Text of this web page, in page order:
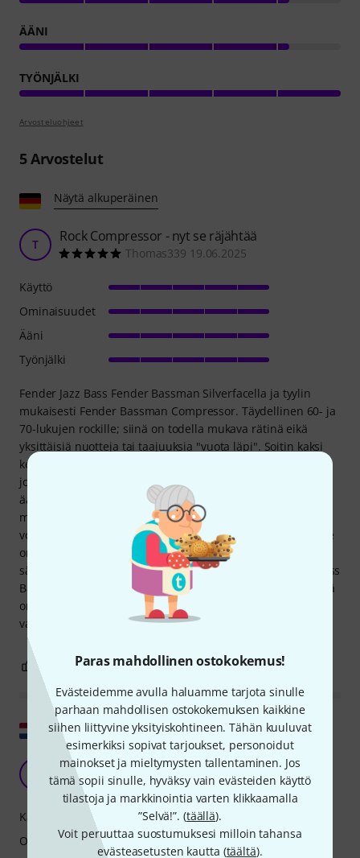
Paras mahdollinen ostokokemus!
Evästeidemme avulla haluamme tarjota sinulle
parhaan mahdollisen ostokokemuksen kaikkine
siihen liittyvine yksityiskohtineen. Tähän kuuluvat
esimerkiksi sopivat tarjoukset, personoidut
mainokset ja mieltymysten tallentaminen. Jos
tämä sopii sinulle, hyväksy vain evästeiden käyttö
tilastoja ja markkinointia varten klikkaamalla
”Selvä!”. (täällä).
Voit peruuttaa suostumuksesi milloin tahansa
evästeasetusten kautta (täältä).
ÄÄNI
TYÖNJÄLKI
Arvosteluohjeet
5Arvostelut
Näytä alkuperäinen
T Rock Compressor - nyt se räjähtää
Thomas339 19.06.2025
Fender Jazz Bass Fender Bassman Silverfacella ja tyylin
mukaisesti Fender Bassman Compressor. Täydellinen 60- ja
70-lukujen rockille; siinä on todella mukava rätinä eikä
yksittäisiä nuotteja tai taajuuksia "vuota läpi". Soitin kaksi
keikkaa, kerran laitteen kanssa ja kerran ilman, ja ihmiset
jopa kommentoivat jälkikäteen kompressorin parempaa
ääntä. En osaa sanoa, sopiiko Bassman Compressor
metallille vai funkille. Kahta DIP-kytkintä (Attack & Release)
voi säätää trimmipotentiometreillä. Paristokäyttökään ei ole
ongelma. Se antaa riittävästi tehoa putkivahvistimen
säröttämiseen. En usko, että se värittää ääntä lainkaan. Boss
Bass Compressorin kanssa en oikein pärjännyt, mutta tämä
on selvä suositus kaikille vintage-bassosoundin ystäville,
varsinkin tähän hintaan!
Käyttö
Ominaisuudet
Ääni
Työnjälki
0 RAPORTOI ONGELMASTA
Näytä alkuperäinen
Mukava kompressori
Jacob C 13.03.2026
Käyttö
Ominaisuudet